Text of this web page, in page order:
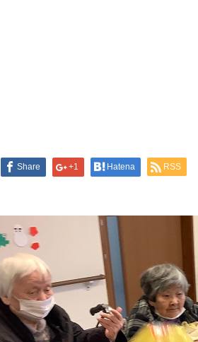
Share +1 Hatena RSS